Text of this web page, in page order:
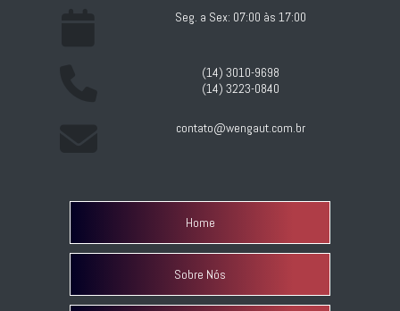
Seg. a Sex: 07:00 às 17:00
(14) 3010-9698
(14) 3223-0840
contato@wengaut.com.br
Home
Sobre Nós